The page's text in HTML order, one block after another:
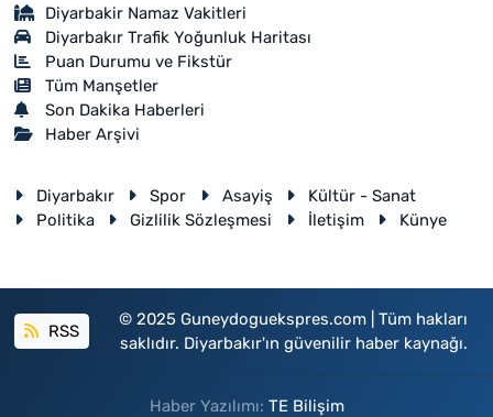
Diyarbakir Namaz Vakitleri
Diyarbakır Trafik Yoğunluk Haritası
Puan Durumu ve Fikstür
Tüm Manşetler
Son Dakika Haberleri
Haber Arşivi
Diyarbakır Spor Asayiş
Kültür - Sanat
Politika
Gizlilik Sözleşmesi İletişim Künye
RSS
© 2025 Guneydoguekspres.com | Tüm hakları
saklıdır. Diyarbakır'ın güvenilir haber kaynağı.
Haber Yazılımı: TE Bilişim